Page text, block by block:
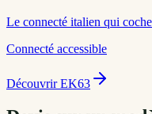
Le connecté italien qui
Connecté accessible
DécouvrirEK63